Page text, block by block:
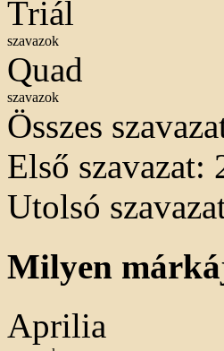
Triál
szavazok
Quad
szavazok
Összes
Első szavazat:
Utolsó
Milyen
Aprilia